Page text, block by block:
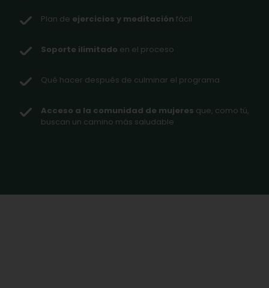
Plan de ejercicios y meditación fácil
Soporte ilimitado en el proceso
Qué hacer después de culminar el programa
Acceso a la comunidad de mujeres que, como tú,
buscan un camino más saludable